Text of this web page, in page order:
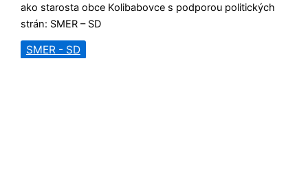
ako starosta obce Kolibabovce s podporou politických
strán: SMER – SD
SMER - SD